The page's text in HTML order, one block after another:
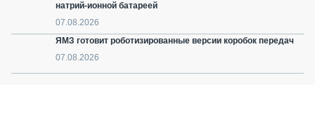
натрий-ионной батареей
07.08.2026
ЯМЗ готовит роботизированные версии коробок передач
07.08.2026